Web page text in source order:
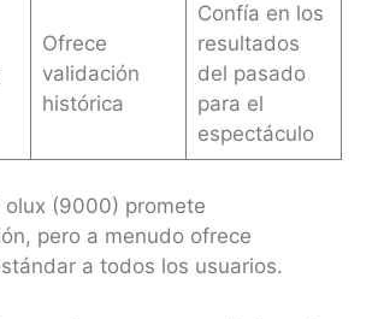
Ofrece
validación
histórica
Confía en los
resultados
del pasado
para el
espectáculo
olux (9000) promete
pero a menudo ofrece
a todos los usuarios.